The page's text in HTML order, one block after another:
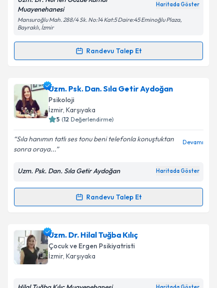
Metni'ni okudum ve kişisel verilerimin belirtilen
kapsamda işlenmesini kabul ediyorum.
Muayenehanesi
Haritada Göster
Mansuroğlu Mah. 288/4 Sk. No:14 Kat:5 Daire:45 Eminoğlu Plaza,
Bayraklı, İzmir
Randevu Talep Et
Randevu Takvimi Talebi
Uzm. Dr. Nurten Gözde Kamariçin randevu takvimi
talebi oluşturun. Size bu uzmandan randevu almanız
için bir takvim hazırlandığında e-posta ile
bilgilendireceğiz.
E-posta Adresiniz
'ni okudum ve kişisel verilerimin belirtilen
kapsamda işlenmesini kabul ediyorum.
Takvim Talebini Gönder
Uzm. Psk. Dan. Sıla Getir Aydoğan
Psikoloji
İzmir, Karşıyaka
5 (12 Değerlendirme)
Sıla hanımın tatlı ses tonu beni telefonla konuştuktan
sonra oraya...
Devamı
Uzm. Psk. Dan. Sıla Getir Aydoğan Haritada Göster
Randevu Talep Et
Randevu Takvimi Talebi
Uzm. Psk. Dan. Sıla Getir Aydoğan
takvimi talebi oluşturun. Size bu uzmandan randevu
almanız için bir takvim hazırlandığında e-posta ile
bilgilendireceğiz.
Uzm. Dr. Hilal Tuğba Kılıç
Çocuk ve Ergen Psikiyatristi
İzmir, Karşıyaka